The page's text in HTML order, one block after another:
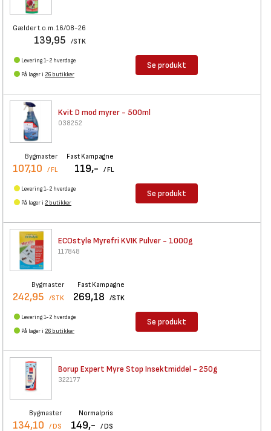
Gælder t.o.m. 16/08-26
139,95 /STK
Levering 1-2 hverdage
På lager i 26 butikker
Se produkt
Kvit D mod myrer - 500ml
038252
Bygmaster
107,10 / FL
Fast Kampagne
119,- / FL
Levering 1-2 hverdage
På lager i 2 butikker
Se produkt
ECOstyle Myrefri KVIK Pulver - 1000g
117848
Bygmaster
242,95 /STK
Fast Kampagne
269,18 /STK
Levering 1-2 hverdage
På lager i 26 butikker
Se produkt
Borup Expert Myre Stop Insektmiddel - 250g
322177
Bygmaster
134,10 / DS
Normalpris
149,- / DS